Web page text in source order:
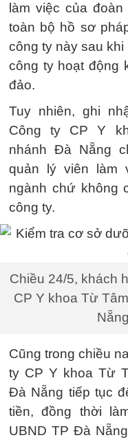
làm việc của
toàn bộ hồ sơ
công ty này sau
công ty hoạt động
đảo.
Tuy nhiên, ghi
Công ty CP Y
nhánh Đà Nẵng
quản lý viên làm
ngành chứ không
công ty.
Chiều 24/5, khách
CP Y khoa Từ
Cũng trong chiều
ty CP Y khoa Từ
Đà Nẵng tiếp tục
tiền, đồng thời
UBND TP Đà